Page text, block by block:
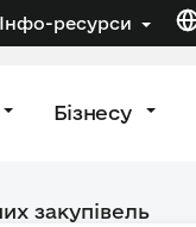
Інфо-ресурси
Бізнесу
закупівель